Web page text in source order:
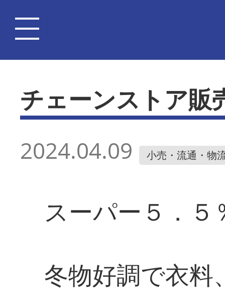
チェーンストア
2024.04.09 小売・流通・物
スーパー５．５
冬物好調で衣料